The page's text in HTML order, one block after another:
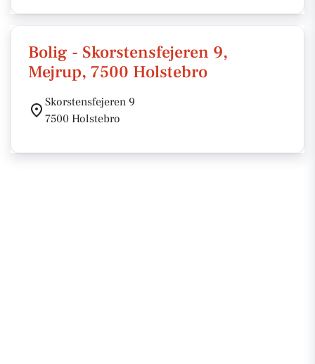
Bolig - Skorstensfejeren 9,
Mejrup, 7500 Holstebro
Skorstensfejeren 9
7500 Holstebro